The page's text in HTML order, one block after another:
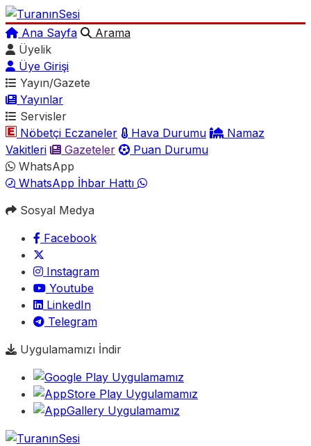
Ana Sayfa
Arama
Üyelik
Üye Girişi
Yayın/Gazete
Yayınlar
Servisler
Nöbetçi Eczaneler
Hava Durumu
Namaz
Vakitleri
Gazeteler
Puan Durumu
WhatsApp
WhatsApp İhbar Hattı
Sosyal Medya
Facebook
Instagram
Youtube
LinkedIn
Telegram
Uygulamamızı İndir